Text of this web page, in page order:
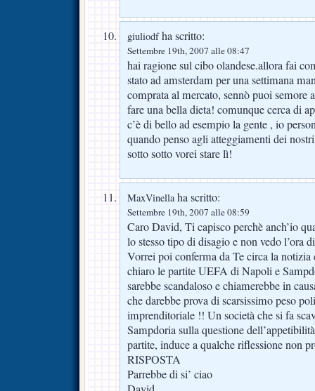
giuliodfha scritto:
Settembre 19th, 2007 alle 08:47
hai ragione sul cibo olandese.allora fai
stato ad amsterdam per una settimana
comprata al mercato, sennò puoi semore
fare una bella dieta! comunque cerca di
c’è di bello ad esempio la gente , io
quando penso agli atteggiamenti dei
sotto sotto vorei stare lì!
MaxVinellaha scritto:
Settembre 19th, 2007 alle 08:59
Caro David, Ti capisco perchè anch’io
lo stesso tipo di disagio e non vedo l’ora
Vorrei poi conferma da Te circa la notizia
chiaro le partite UEFA di Napoli e
sarebbe scandaloso e chiamerebbe in
che darebbe prova di scarsissimo peso
imprenditoriale !! Un società che si fa
Sampdoria sulla questione
partite, induce a qualche riflessione non
RISPOSTA
Parrebbe di si’ ciao